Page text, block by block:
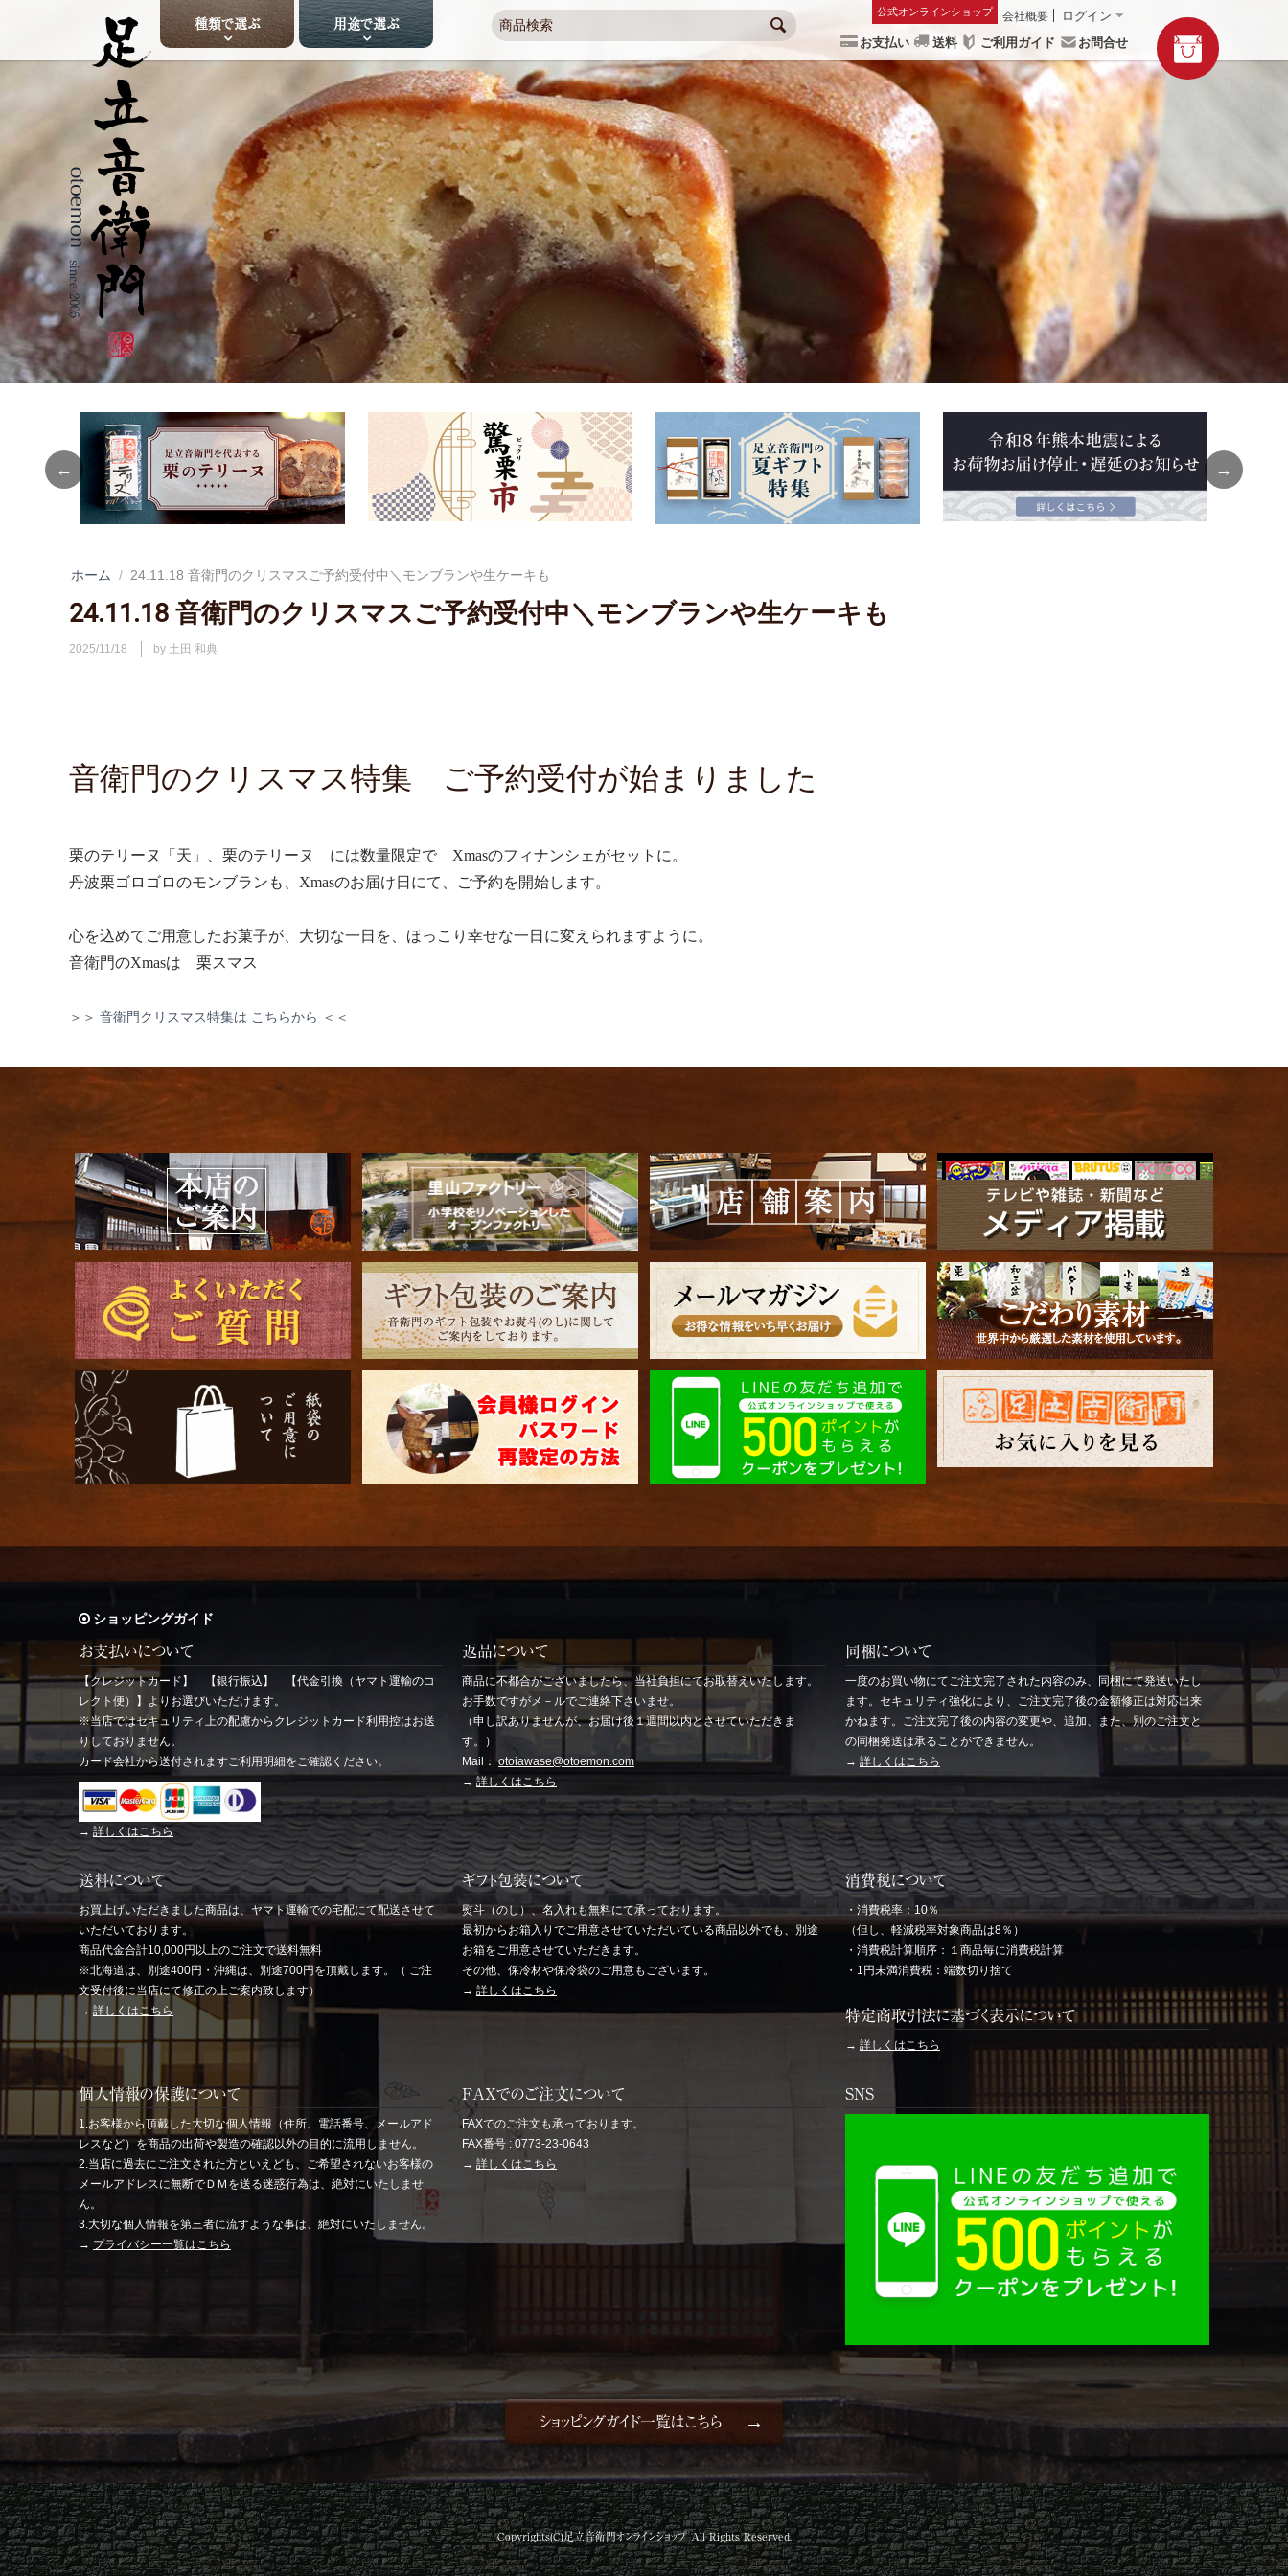
種類で選ぶ 用途で選ぶ
公式オンラインショップ 会社概要 ログイン
お支払い 送料 ご利用ガイド お問合せ
Previous Next
ホーム / 24.11.18 音衛門のクリスマスご予約受付中＼モンブランや生ケーキも
24.11.18 音衛門のクリスマスご予約受付中＼モンブランや生ケーキも
2025/11/18 by 土田 和典
音衛門のクリスマス特集 ご予約受付が始まりました
栗のテリーヌ「天」、栗のテリーヌ には数量限定で Xmasのフィナンシェがセットに。
丹波栗ゴロゴロのモンブランも、Xmasのお届け日にて、ご予約を開始します。
心を込めてご用意したお菓子が、大切な一日を、ほっこり幸せな一日に変えられますように。
音衛門のXmasは 栗スマス
＞＞ 音衛門クリスマス特集は こちらから ＜＜
ショッピングガイド
お支払いについて
【クレジットカード】 【銀行振込】 【代金引換（ヤマト運輸のコ
レクト便）】よりお選びいただけます。
※当店ではセキュリティ上の配慮からクレジットカード利用控はお送
りしておりません。
カード会社から送付されますご利用明細をご確認ください。
→ 詳しくはこちら
返品について
商品に不都合がございましたら、当社負担にてお取替えいたします。
お手数ですがメ－ルでご連絡下さいませ。
（申し訳ありませんが、お届け後１週間以内とさせていただきま
す。）
Mail：otoiawase@otoemon.com
→ 詳しくはこちら
同梱について
一度のお買い物にてご注文完了された内容のみ、同梱にて発送いたし
ます。セキュリティ強化により、ご注文完了後の金額修正は対応出来
かねます。ご注文完了後の内容の変更や、追加、また、別のご注文と
の同梱発送は承ることができません。
→ 詳しくはこちら
送料について
お買上げいただきました商品は、ヤマト運輸での宅配にて配送させて
いただいております。
商品代金合計10,000円以上のご注文で送料無料
※北海道は、別途400円・沖縄は、別途700円を頂戴します。（ ご注
文受付後に当店にて修正の上ご案内致します）
→ 詳しくはこちら
ギフト包装について
熨斗（のし）、名入れも無料にて承っております。
最初からお箱入りでご用意させていただいている商品以外でも、別途
お箱をご用意させていただきます。
その他、保冷材や保冷袋のご用意もございます。
→ 詳しくはこちら
消費税について
・消費税率：10％
（但し、軽減税率対象商品は8％）
・消費税計算順序：１商品毎に消費税計算
・1円未満消費税：端数切り捨て
特定商取引法に基づく表示について
→ 詳しくはこちら
個人情報の保護について
1.お客様から頂戴した大切な個人情報（住所、電話番号、メールアド
レスなど）を商品の出荷や製造の確認以外の目的に流用しません。
2.当店に過去にご注文された方といえども、ご希望されないお客様の
メールアドレスに無断でＤＭを送る迷惑行為は、絶対にいたしませ
ん。
3.大切な個人情報を第三者に流すような事は、絶対にいたしません。
→ プライバシー一覧はこちら
FAXでのご注文について
FAXでのご注文も承っております。
FAX番号 : 0773-23-0643
→ 詳しくはこちら
SNS
ショッピングガイド一覧はこちら
Copyrights(C)足立音衛門オンラインショップ All Rights Reserved.